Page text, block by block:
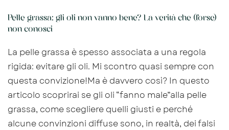
Pelle grassa: gli oli non vanno bene? La verità che (forse)
non conosci
La pelle grassa è spesso associata a una regola
rigida: evitare gli oli. Mi scontro quasi sempre con
questa convizione!Ma è davvero così? In questo
articolo scoprirai se gli oli “fanno male”alla pelle
grassa, come scegliere quelli giusti e perché
alcune convinzioni diffuse sono, in realtà, dei falsi